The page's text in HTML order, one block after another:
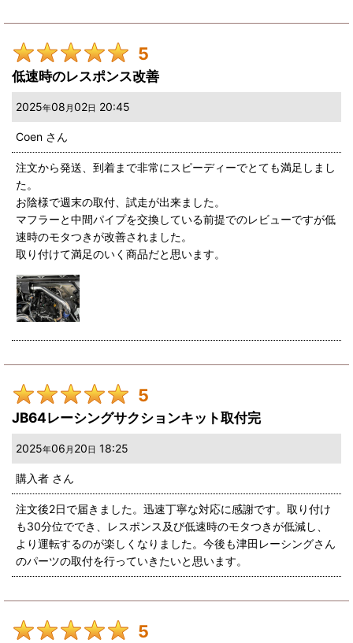
5
低速時のレスポンス改善
2025年08 月 02日 20:45
Coen さん
注文から発送、到着まで非常にスピーディーでとても満足しまし
た。
お陰様で週末の取付、試走が出来ました。
マフラーと中間パイプを交換している前提でのレビューですが低
速時のモタつきが改善されました。
取り付けて満足のいく商品だと思います。
5
JB64レーシングサクションキット取付完
2025年06 月 20 日 18:25
購入者 さん
注文後2日で届きました。迅速丁寧な対応に感謝です。取り付け
も30分位ででき、レスポンス及び低速時のモタつきが低減し、
より運転するのが楽しくなりました。今後も津田レーシングさん
のパーツの取付を行っていきたいと思います。
5